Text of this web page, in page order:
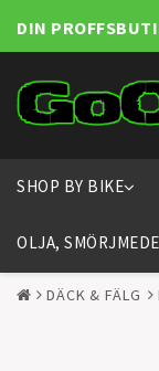
DIN
SHOP BY BIKE
OLJA,
DÄCK & FÄLG